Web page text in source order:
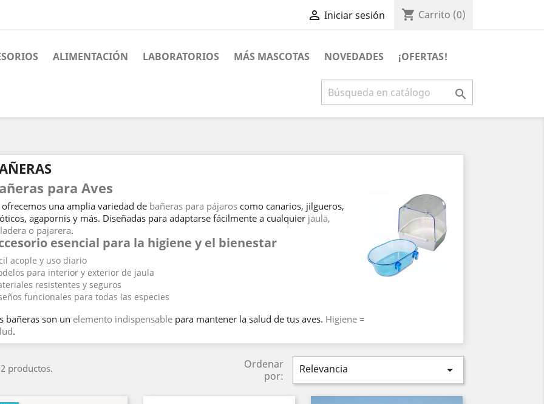
 Iniciar sesión shopping_cart Carrito (0)
ALIMENTACIÓN LABORATORIOS MÁS MASCOTAS NOVEDADES ¡OFERTAS!

para Aves
ofrecemos una amplia variedad de bañeras para pájaroscomo canarios, jilgueros,
agapornis y más. Diseñadas para adaptarse fácilmente a cualquier jaula,
o pajarera.
esencial para la higiene y el bienestar
acople y uso diario
para interior y exterior de jaula
resistentes y seguros
funcionales para todas las especies
bañeras son un elemento indispensablepara mantener la salud de tus aves. Higiene =
.
productos.
Ordenar
por:
Relevancia 